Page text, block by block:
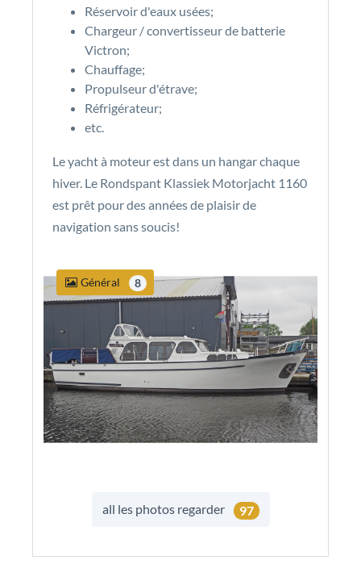
Réservoir d'eaux usées;
Chargeur / convertisseur de batterie
Victron;
Chauffage;
Propulseur d'étrave;
Réfrigérateur;
etc.
Le yacht à moteur est dans un hangar chaque
hiver. Le Rondspant Klassiek Motorjacht 1160
est prêt pour des années de plaisir de
navigation sans soucis!
Général 8
all les photos regarder 97